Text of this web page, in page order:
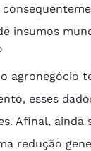
insumos
agronegócio
esses
Afinal, ainda
redução